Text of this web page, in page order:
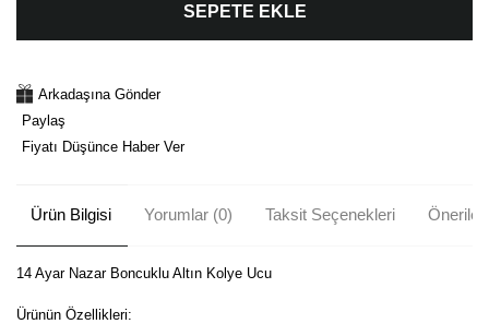
SEPETE EKLE
Arkadaşına Gönder
Paylaş
Fiyatı Düşünce Haber Ver
Ürün Bilgisi Yorumlar (0) Taksit Seçenekleri
14 Ayar Nazar Boncuklu Altın Kolye Ucu
Ürünün Özellikleri: